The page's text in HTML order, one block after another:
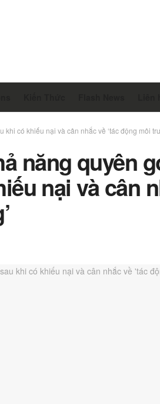
khi có khiếu nại và cân nhắc về ‘tác động môi
năng quyên
nại và cân